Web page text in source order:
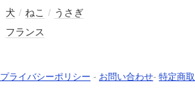
犬 / ねこ / うさぎ
フランス
プライバシーポリシー - お問い合わせ- 特定商